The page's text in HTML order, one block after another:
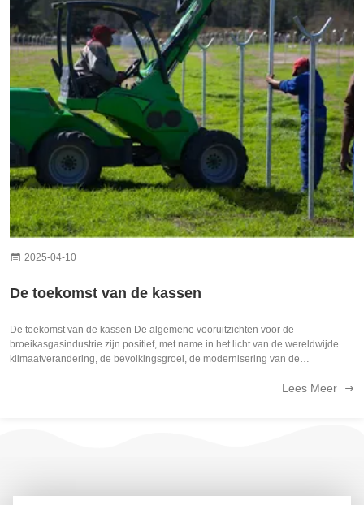
2025-04-10
De toekomst van de kassen
De toekomst van de kassen De algemene vooruitzichten voor de
broeikasgasindustrie zijn positief, met name in het licht van de wereldwijde
klimaatverandering, de bevolkingsgroei, de modernisering van de
Lees Meer